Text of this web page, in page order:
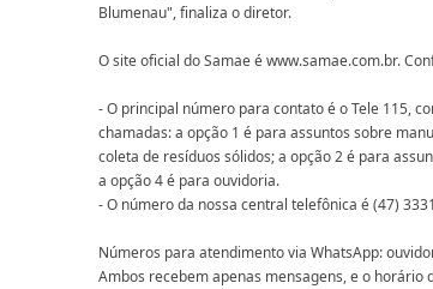
Blumenau", finaliza o diretor.
O site oficial do Samae é www.samae.com.br.
- O principal número para contato é o Tele 115,
chamadas: a opção 1 é para assuntos sobre
coleta de resíduos sólidos; a opção 2 é para
a opção 4 é para ouvidoria.
- O número da nossa central telefônica é (47)
Números para atendimento via WhatsApp:
Ambos recebem apenas mensagens, e o